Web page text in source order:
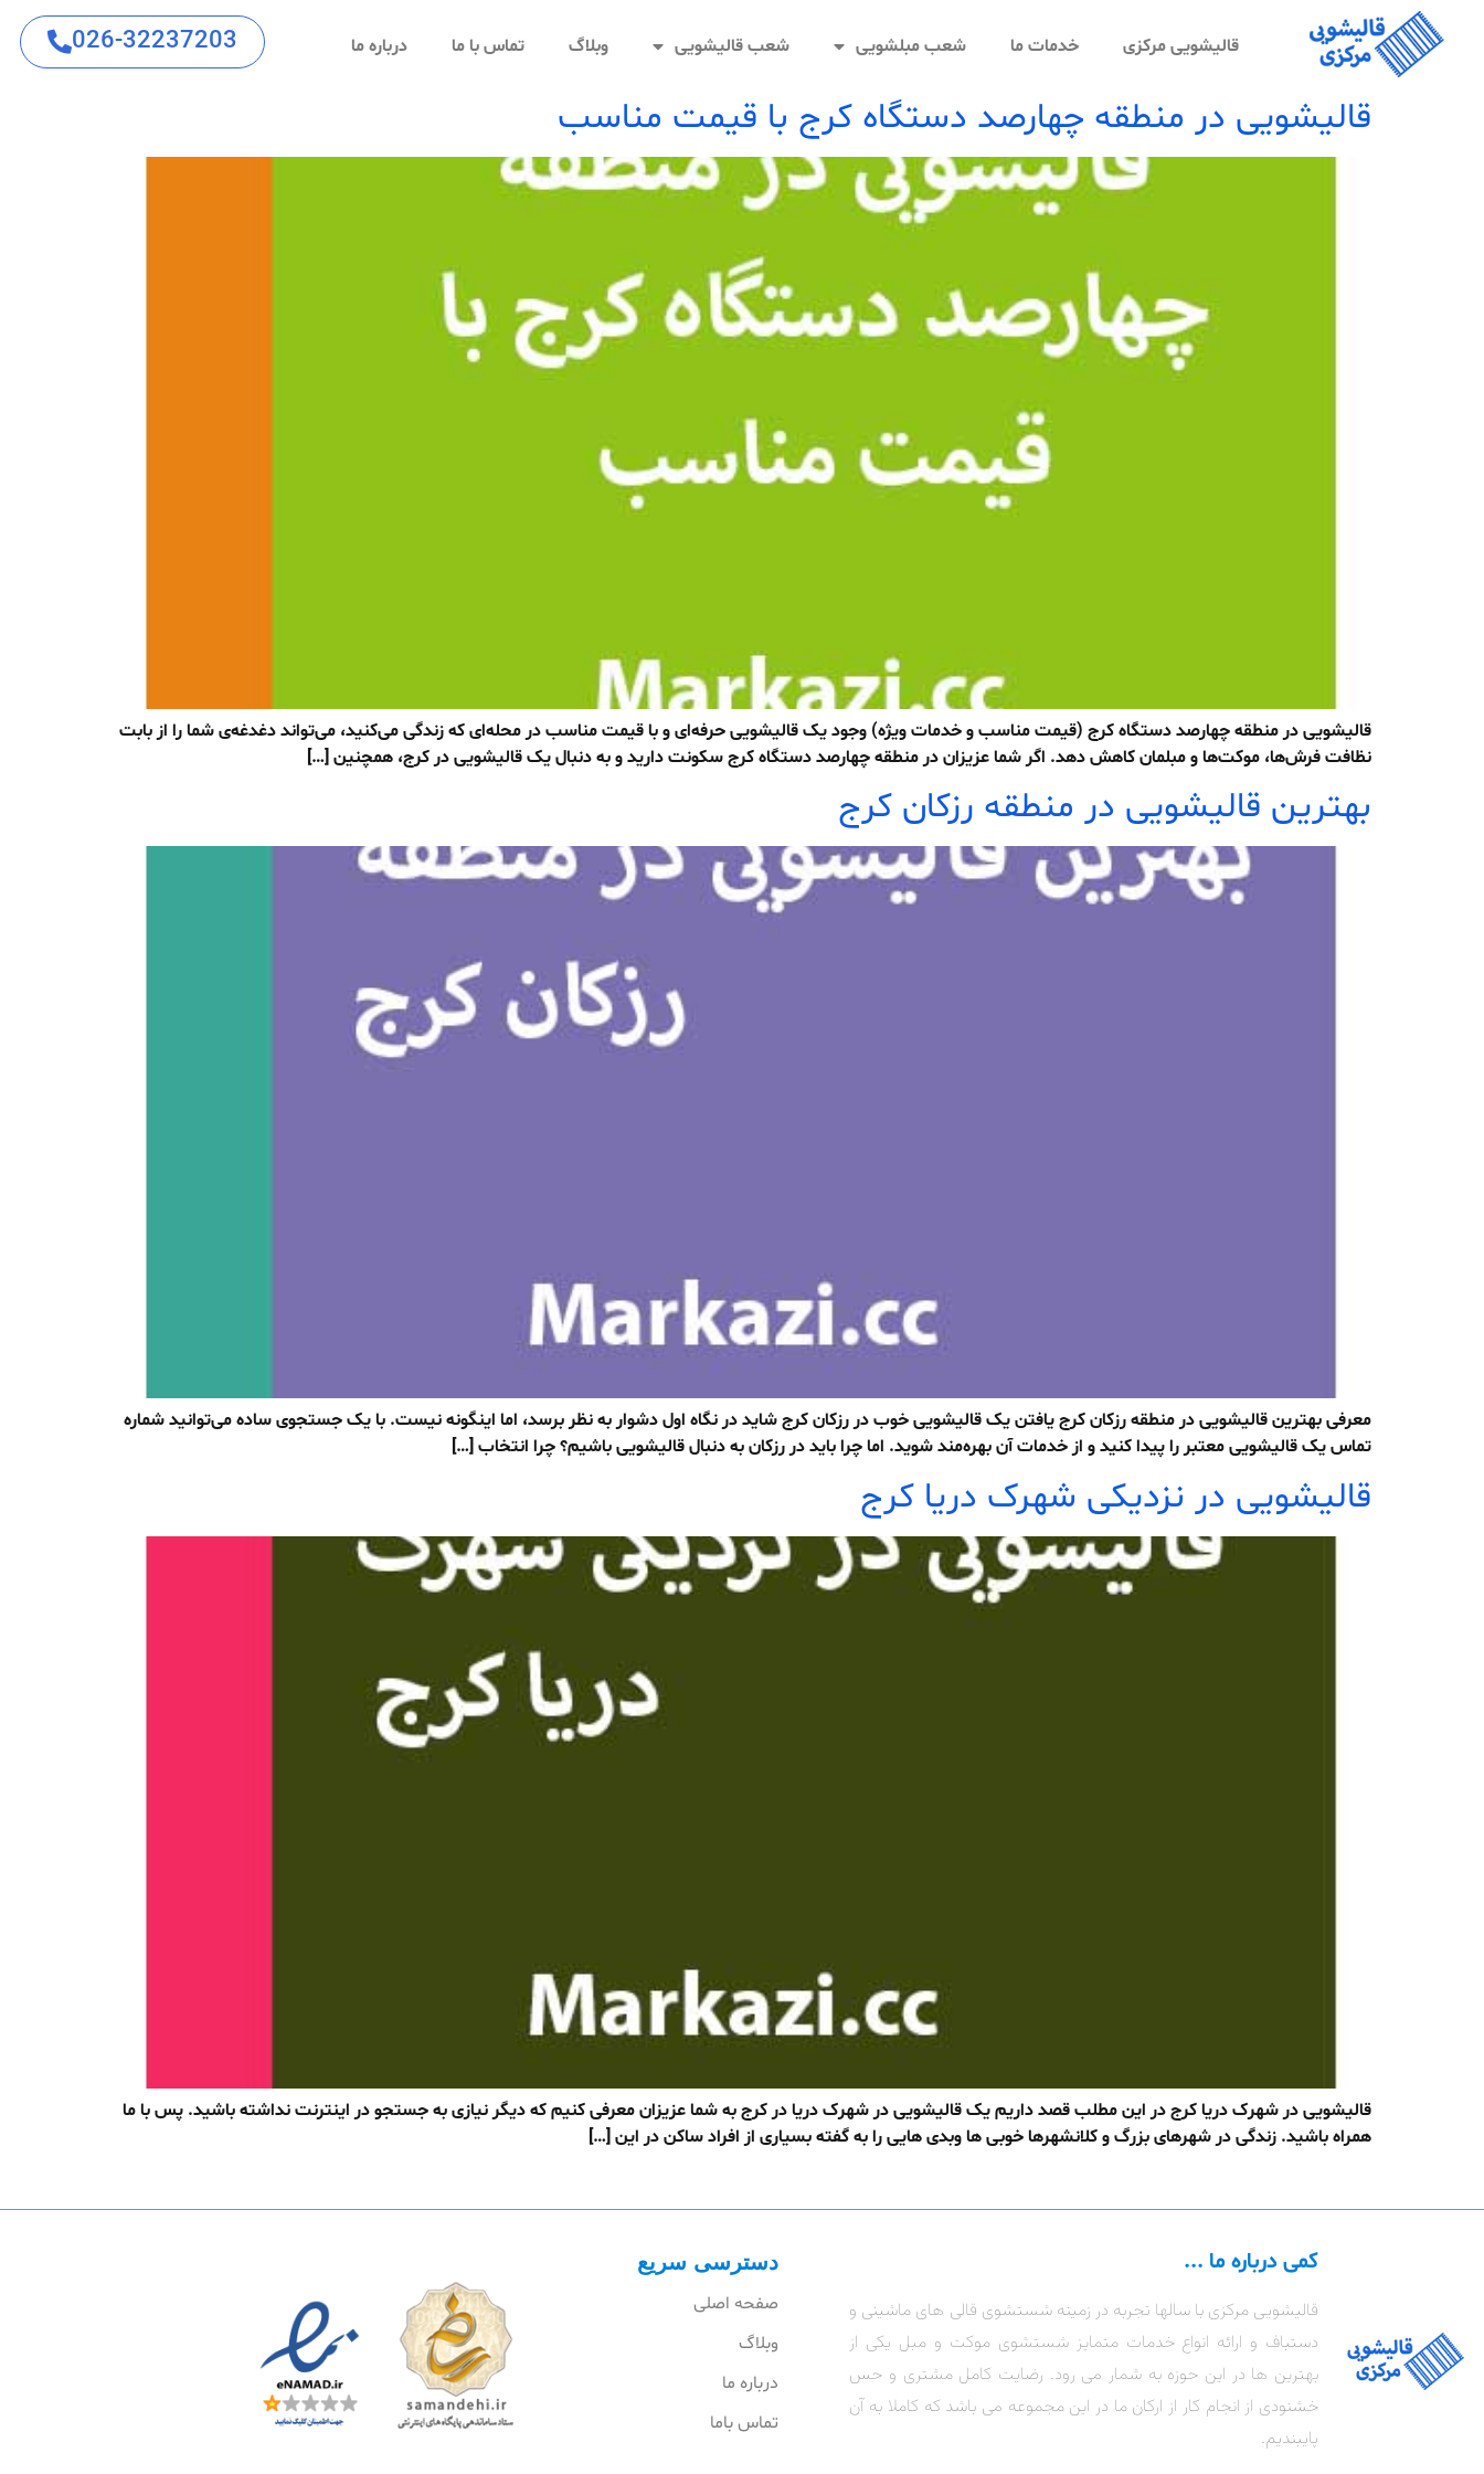
قالیشویی مرکزی خدمات ما شعب مبلشویی شعب قالیشویی وبلاگ تماس با ما درباره ما 026-32237203
قالیشویی در منطقه چهارصد دستگاه کرج با قیمت مناسب
قالیشویی در منطقه چهارصد دستگاه کرج (قیمت مناسب و خدمات ویژه) وجود یک قالیشویی حرفه‌ای و با قیمت مناسب در محله‌ای که زندگی می‌کنید، می‌تواند دغدغه‌ی شما را از بابت
نظافت فرش‌ها، موکت‌ها و مبلمان کاهش دهد. اگر شما عزیزان در منطقه چهارصد دستگاه کرج سکونت دارید و به دنبال یک قالیشویی در کرج، همچنین […]
بهترین قالیشویی در منطقه رزکان کرج
معرفی بهترین قالیشویی در منطقه رزکان کرج یافتن یک قالیشویی خوب در رزکان کرج شاید در نگاه اول دشوار به نظر برسد، اما اینگونه نیست. با یک جستجوی ساده می‌توانید شماره
تماس یک قالیشویی معتبر را پیدا کنید و از خدمات آن بهره‌مند شوید. اما چرا باید در رزکان به دنبال قالیشویی باشیم؟ چرا انتخاب […]
قالیشویی در نزدیکی شهرک دریا کرج
قالیشویی در شهرک دریا کرج در این مطلب قصد داریم یک قالیشویی در شهرک دریا در کرج به شما عزیزان معرفی کنیم که دیگر نیازی به جستجو در اینترنت نداشته باشید. پس با ما
همراه باشید. زندگی در شهرهای بزرگ و کلانشهرها خوبی ها وبدی هایی را به گفته بسیاری از افراد ساکن در این […]
کمی درباره ما ...
قالیشویی مرکزی با سالها تجربه در زمینه شستشوی قالی های ماشینی و
دستباف و ارائه انواع خدمات متمایز شستشوی موکت و مبل یکی از
بهترین ها در این حوزه به شمار می رود. رضایت کامل مشتری و حس
خشنودی از انجام کار از ارکان ما در این مجموعه می باشد که کاملا به آن
پایبندیم.
دسترسی سریع
صفحه اصلی
وبلاگ
درباره ما
تماس باما